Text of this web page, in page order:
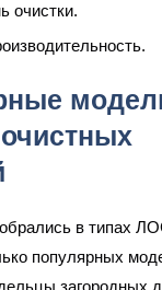
очистки.
в типах
популярных